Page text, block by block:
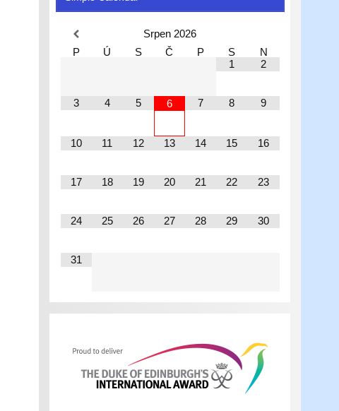
Srpen 2026
P
Ú S Č P S
N
1
2
3 4 5 6 7 8 9
10 11 12 13 14 15 16
17 18 19 20 21 22 23
24 25 26 27 28 29 30
31